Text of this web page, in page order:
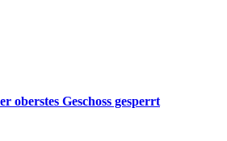
oberstes Geschoss gesperrt